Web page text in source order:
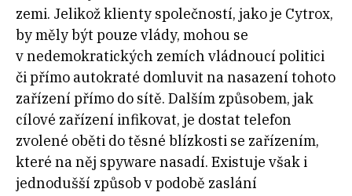
zemi. Jelikož klienty společností, jako je Cytrox,
by měly být pouze vlády, mohou se
v nedemokratických zemích vládnoucí politici
či přímo autokraté domluvit na nasazení tohoto
zařízení přímo do sítě. Dalším způsobem, jak
cílové zařízení infikovat, je dostat telefon
zvolené oběti do těsné blízkosti se zařízením,
které na něj spyware nasadí. Existuje však i
jednodušší způsob v podobě zaslání